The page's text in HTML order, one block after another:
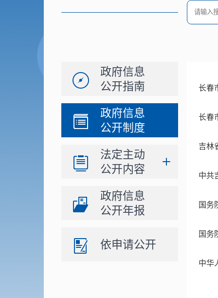
政府信息
公开指南
政府信息
公开制度
法定主动
公开内容
政府信息
公开年报
依申请公开
长春
长春
吉林
中共
国务
国务
中华